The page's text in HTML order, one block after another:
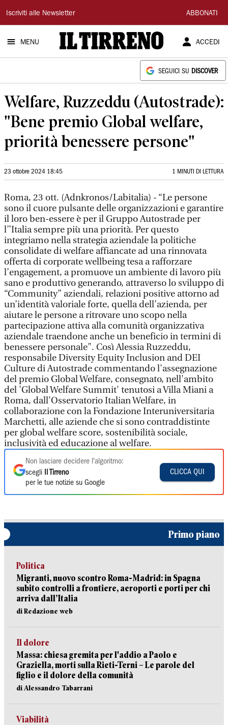
Il
Tirreno
Iscriviti alle Newsletter ABBONATI
MENU ACCEDI
SEGUICI SU DISCOVER
Welfare, Ruzzeddu (Autostrade):
"Bene premio Global welfare,
priorità benessere persone"
23 ottobre 2024 18:45 1 MINUTI DI LETTURA
Roma, 23 ott. (Adnkronos/Labitalia) - “Le persone
sono il cuore pulsante delle organizzazioni e garantire
il loro ben-essere è per il Gruppo Autostrade per
l’’Italia sempre più una priorità. Per questo
integriamo nella strategia aziendale la politiche
consolidate di welfare affiancate ad una rinnovata
offerta di corporate wellbeing tesa a rafforzare
l’engagement, a promuove un ambiente di lavoro più
sano e produttivo generando, attraverso lo sviluppo di
“Community” aziendali, relazioni positive attorno ad
un’identità valoriale forte, quella dell’azienda, per
aiutare le persone a ritrovare uno scopo nella
partecipazione attiva alla comunità organizzativa
aziendale traendone anche un beneficio in termini di
benessere personale". Così Alessia Ruzzeddu,
responsabile Diversity Equity Inclusion and DEI
Culture di Autostrade commentando l'assegnazione
del premio Global Welfare, consegnato, nell'ambito
del 'Global Welfare Summit' tenutosi a Villa Miani a
Roma, dall'Osservatorio Italian Welfare, in
collaborazione con la Fondazione Interuniversitaria
Marchetti, alle aziende che si sono contraddistinte
per global welfare score, sostenibilità sociale,
inclusività ed educazione al welfare.
Non lasciare decidere l'algoritmo:
scegli
Il Tirreno
per le tue notizie su Google
CLICCA QUI
Primo piano
Politica
Migranti, nuovo scontro Roma-Madrid: in Spagna
subito controlli a frontiere, aeroporti e porti per chi
arriva dall’Italia
di Redazione web
Il dolore
Massa: chiesa gremita per l'addio a Paolo e
Graziella, morti sulla Rieti-Terni – Le parole del
figlio e il dolore della comunità
di Alessandro Tabarrani
Viabilità